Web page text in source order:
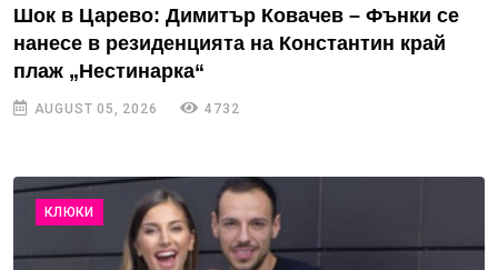
Шок в Царево: Димитър Ковачев – Фънки се
нанесе в резиденцията на Константин край
плаж „Нестинарка“
AUGUST 05, 2026 4732
КЛЮКИ